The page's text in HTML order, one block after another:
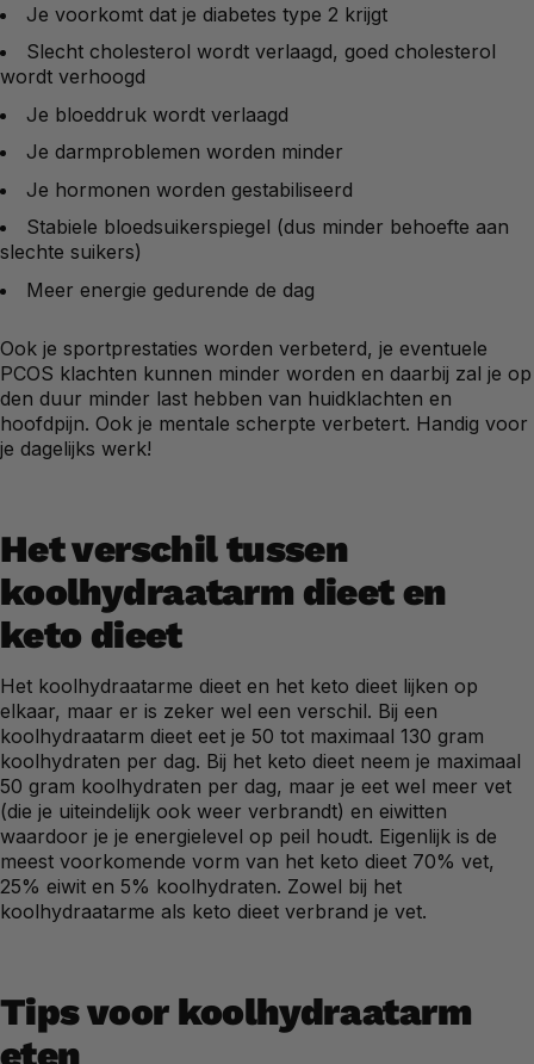
Je voorkomt dat je diabetes type 2 krijgt
Slecht cholesterol wordt verlaagd, goed cholesterol
wordt verhoogd
Je bloeddruk wordt verlaagd
Je darmproblemen worden minder
Je hormonen worden gestabiliseerd
Stabiele bloedsuikerspiegel (dus minder behoefte aan
slechte suikers)
Meer energie gedurende de dag
Ook je sportprestaties worden verbeterd, je eventuele
PCOS klachten kunnen minder worden en daarbij zal je op
den duur minder last hebben van huidklachten en
hoofdpijn. Ook je mentale scherpte verbetert. Handig voor
je dagelijks werk!
Het verschil tussen
koolhydraatarm dieet en
keto dieet
Het koolhydraatarme dieet en het keto dieet lijken op
elkaar, maar er is zeker wel een verschil. Bij een
koolhydraatarm dieet eet je 50 tot maximaal 130 gram
koolhydraten per dag. Bij het keto dieet neem je maximaal
50 gram koolhydraten per dag, maar je eet wel meer vet
(die je uiteindelijk ook weer verbrandt) en eiwitten
waardoor je je energielevel op peil houdt. Eigenlijk is de
meest voorkomende vorm van het keto dieet 70% vet,
25% eiwit en 5% koolhydraten. Zowel bij het
koolhydraatarme als keto dieet verbrand je vet.
Tips voor koolhydraatarm
eten